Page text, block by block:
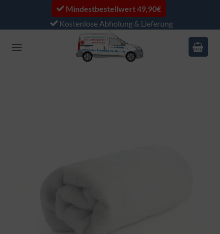
springen
Mindestbestellwert 49,90€
Kostenlose Abholung & Lieferung